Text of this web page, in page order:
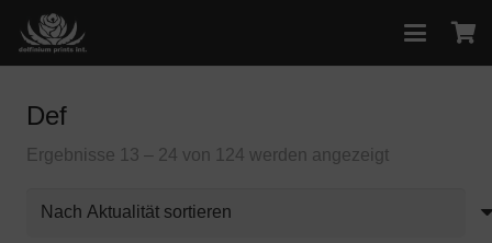
Def
Ergebnisse 13 – 24 von 124 werden angezeigtNach